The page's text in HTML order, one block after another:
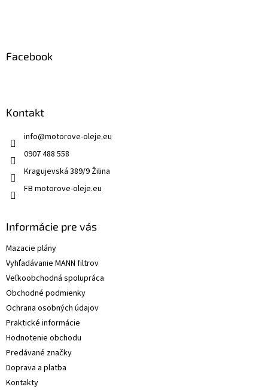
Facebook
Kontakt
info@motorove-oleje.eu
0907 488 558
Kragujevská 389/9 Žilina
FB motorove-oleje.eu
Informácie pre vás
Mazacie plány
Vyhľadávanie MANN filtrov
Veľkoobchodná spolupráca
Obchodné podmienky
Ochrana osobných údajov
Praktické informácie
Hodnotenie obchodu
Predávané značky
Doprava a platba
Kontakty